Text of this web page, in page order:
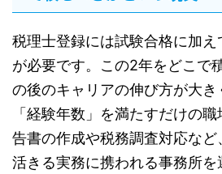
税理士登録には試験合格に加
が必要です。この2年をどこで
の後のキャリアの伸び方が大
「経験年数」を満たすだけの
告書の作成や税務調査対応など
活きる実務に携われる事務所を